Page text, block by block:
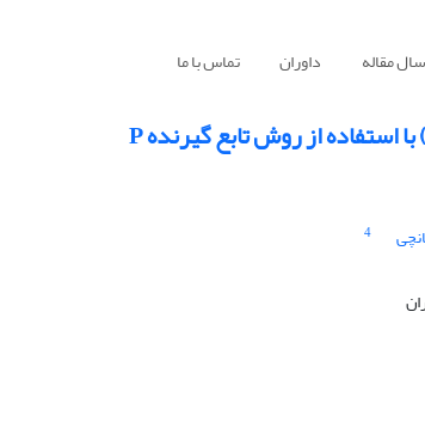
مقاله داوران تماس با ما
4